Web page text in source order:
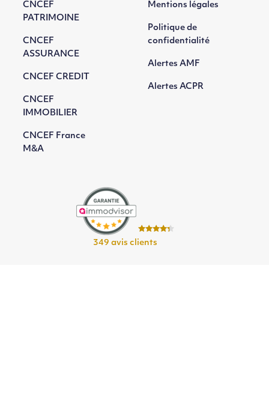
349 avis clients
CNCEF
PATRIMOINE
CNCEF
ASSURANCE
CNCEF CREDIT
CNCEF
IMMOBILIER
CNCEF France
M&A
Mentions légales
Politique de
confidentialité
Alertes AMF
Alertes ACPR